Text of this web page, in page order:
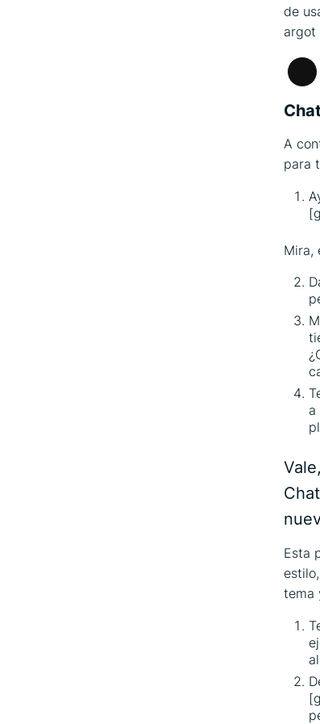
de
argot
A
para
Mira,
a
Esta
tema